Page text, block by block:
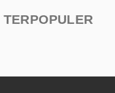
TERPOPULER